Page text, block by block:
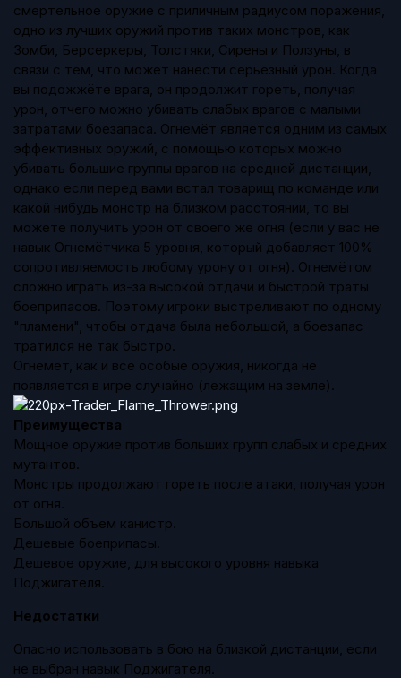
смертельное оружие с приличным радиусом поражения,
одно из лучших оружий против таких монстров, как
Зомби, Берсеркеры, Толстяки, Сирены и Ползуны, в
связи с тем, что может нанести серьёзный урон. Когда
вы подожжёте врага, он продолжит гореть, получая
урон, отчего можно убивать слабых врагов с малыми
затратами боезапаса. Огнемёт является одним из самых
эффективных оружий, с помощью которых можно
убивать большие группы врагов на средней дистанции,
однако если перед вами встал товарищ по команде или
какой нибудь монстр на близком расстоянии, то вы
можете получить урон от своего же огня (если у вас не
навык Огнемётчика 5 уровня, который добавляет 100%
сопротивляемость любому урону от огня). Огнемётом
сложно играть из-за высокой отдачи и быстрой траты
боеприпасов. Поэтому игроки выстреливают по одному
"пламени", чтобы отдача была небольшой, а боезапас
тратился не так быстро.
Огнемёт, как и все особые оружия, никогда не
появляется в игре случайно (лежащим на земле).
Преимущества
Мощное оружие против больших групп слабых и средних
мутантов.
Монстры продолжают гореть после атаки, получая урон
от огня.
Большой объем канистр.
Дешевые боеприпасы.
Дешевое оружие, для высокого уровня навыка
Поджигателя.
Недостатки
Опасно использовать в бою на близкой дистанции, если
не выбран навык Поджигателя.